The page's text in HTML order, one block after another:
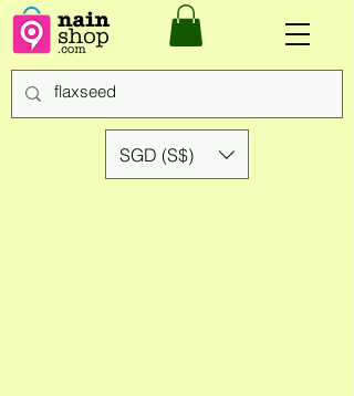
SGD (S$)